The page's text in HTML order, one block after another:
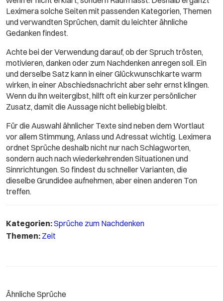
Leximera solche Seiten mit passenden Kategorien, Themen
und verwandten Sprüchen, damit du leichter ähnliche
Gedanken findest.
Achte bei der Verwendung darauf, ob der Spruch trösten,
motivieren, danken oder zum Nachdenken anregen soll. Ein
und derselbe Satz kann in einer Glückwunschkarte warm
wirken, in einer Abschiedsnachricht aber sehr ernst klingen.
Wenn du ihn weitergibst, hilft oft ein kurzer persönlicher
Zusatz, damit die Aussage nicht beliebig bleibt.
Für die Auswahl ähnlicher Texte sind neben dem Wortlaut
vor allem Stimmung, Anlass und Adressat wichtig. Leximera
ordnet Sprüche deshalb nicht nur nach Schlagworten,
sondern auch nach wiederkehrenden Situationen und
Sinnrichtungen. So findest du schneller Varianten, die
dieselbe Grundidee aufnehmen, aber einen anderen Ton
treffen.
Kategorien:Sprüche zum Nachdenken
Themen: Zeit
Ähnliche Sprüche